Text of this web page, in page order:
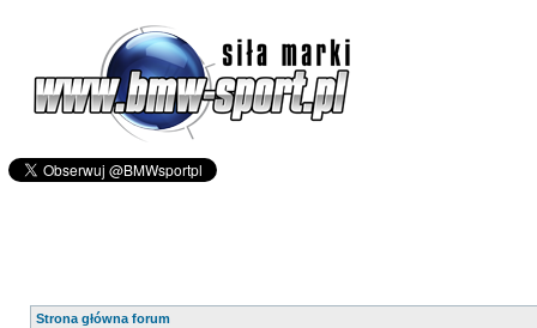
Strona główna forum